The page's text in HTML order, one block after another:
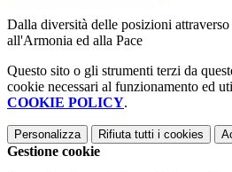
Dalla diversità delle posizioni
all'Armonia ed alla Pace
Questo sito o gli strumenti terzi da
cookie necessari al funzionamento ed
COOKIE POLICY.
Personalizza Rifiuta tutti i cookies
Gestione cookie